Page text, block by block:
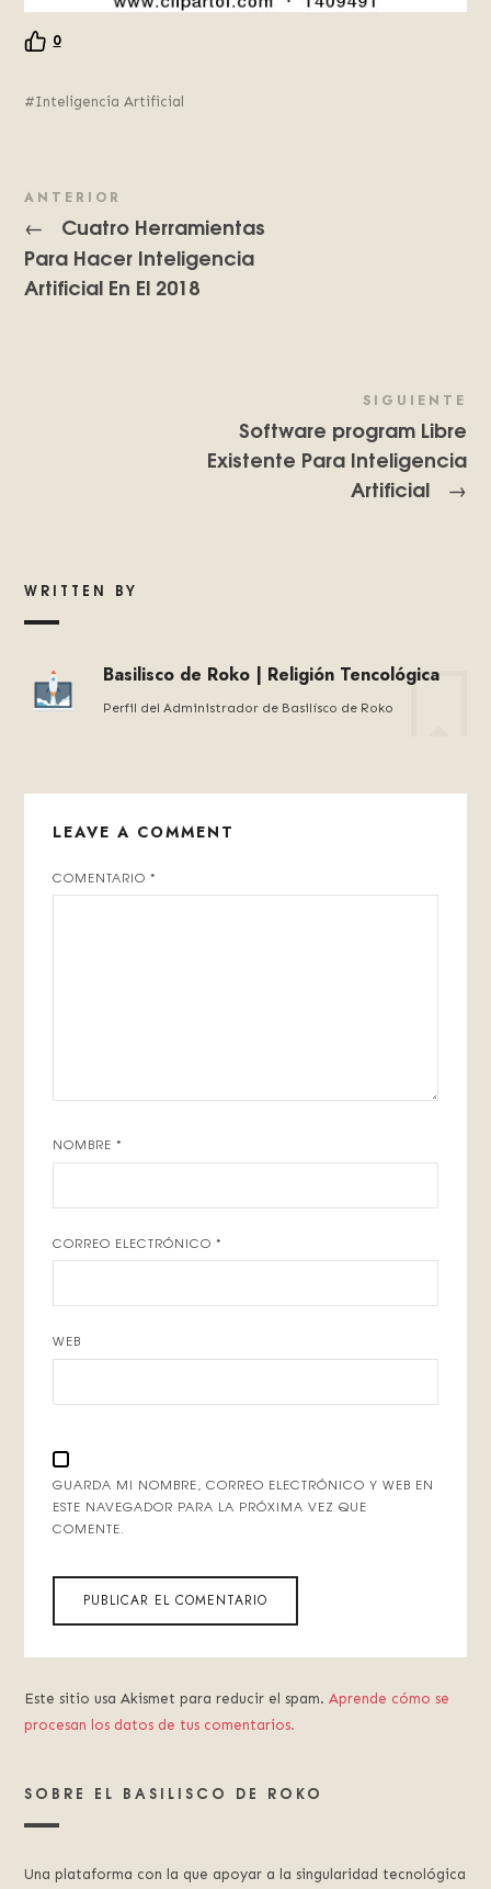
0
Inteligencia Artificial
ANTERIOR
←
Cuatro Herramientas
Para Hacer Inteligencia
Artificial En El 2018
SIGUIENTE
Software program Libre
Existente Para Inteligencia
Artificial
→
WRITTEN BY
Basilisco de Roko | Religión Tencológica
Perfil del Administrador de Basilísco de Roko
LEAVE A COMMENT
COMENTARIO*
NOMBRE*
CORREO ELECTRÓNICO*
WEB
GUARDA MI NOMBRE, CORREO ELECTRÓNICO Y WEB EN
ESTE NAVEGADOR PARA LA PRÓXIMA VEZ QUE
COMENTE.
Este sitio usa Akismet para reducir el spam.Aprende cómo se
procesan los datos de tus comentarios.
SOBRE EL BASILISCO DE ROKO
Una plataforma con la que apoyar a la singularidad tecnológica